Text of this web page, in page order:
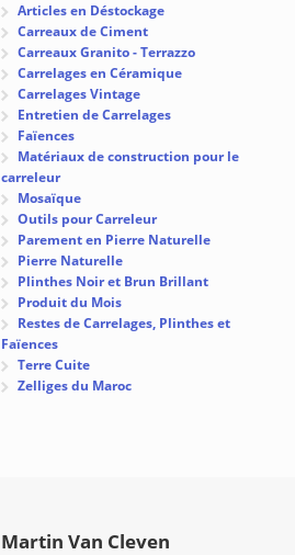
Articles en Déstockage
Carreaux de Ciment
Carreaux Granito - Terrazzo
Carrelages en Céramique
Carrelages Vintage
Entretien de Carrelages
Faïences
Matériaux de construction pour le
carreleur
Mosaïque
Outils pour Carreleur
Parement en Pierre Naturelle
Pierre Naturelle
Plinthes Noir et Brun Brillant
Produit du Mois
Restes de Carrelages, Plinthes et
Faïences
Terre Cuite
Zelliges du Maroc
Martin Van Cleven